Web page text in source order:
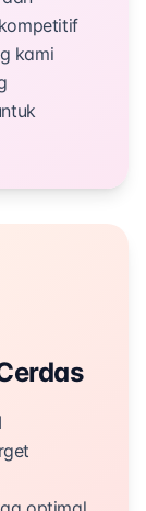
kami